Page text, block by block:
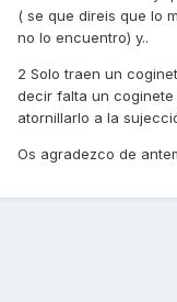
( se que direis que lo
no lo encuentro) y..
2 Solo traen un
decir falta un
atornillarlo a la
Os agradezco de